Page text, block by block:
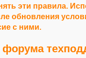
эти правила.
обновления
с ними.